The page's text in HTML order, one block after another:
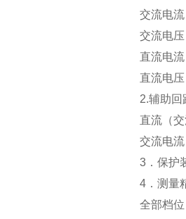
交流电
交流电
直流电
直流电
2.辅助回
直流（
交流电
3．保护
4．测量
全部档